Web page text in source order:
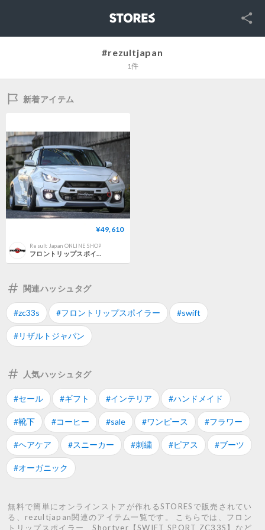
SNS
#rezultjapan
1件
新着アイテム
¥49,610
Result Japan ONLINE SHOP
フロントリップスポイラー Shortver【SWIFT SPORT ZC33S】
関連ハッシュタグ
#zc33s #フロントリップスポイラー #swift
#リザルトジャパン
人気ハッシュタグ
#セール #ギフト #インテリア #ハンドメイド
#靴下 #コーヒー #sale #ワンピース #フラワー
#ヘアケア #スニーカー #刺繍 #ピアス #ブーツ
#オーガニック
無料で簡単にオンラインストアが作れるSTORESで販売されてい
る、rezultjapan関連のアイテム一覧です。 こちらでは、フロン
トリップスポイラー Shortver【SWIFT SPORT ZC33S】など